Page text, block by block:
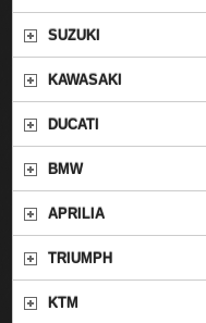
SUZUKI
KAWASAKI
DUCATI
BMW
APRILIA
TRIUMPH
KTM